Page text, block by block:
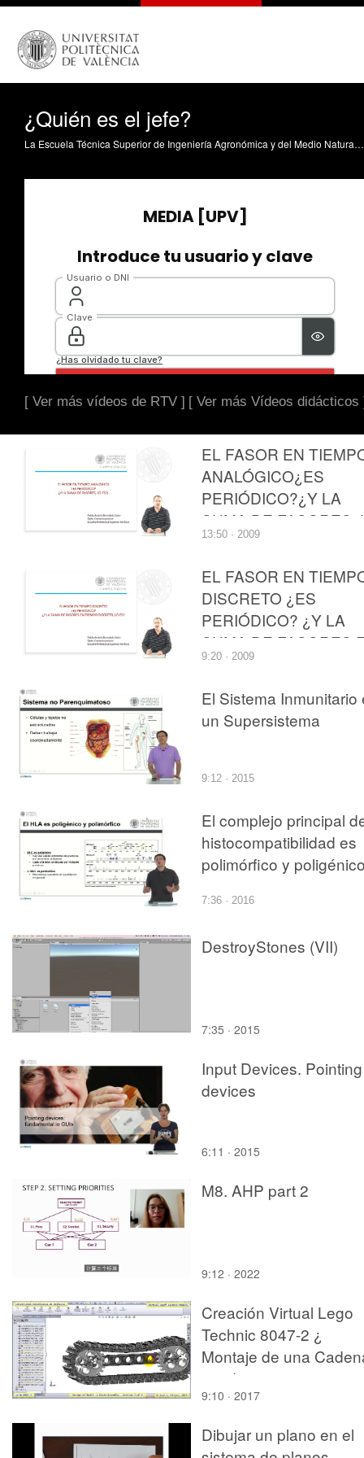
¿Quién es el jefe?
La Escuela Técnica Superior de Ingeniería Agronómica y del Medio Natural de la Universitat Politècnica de València (ETSIAMN-UPV) acogió la charla-coloquio "La experiencia cooperativa de ¿Quién es el jefe? La marca de los consumidores". Promovida por la Red Española Interuniversitaria de Institutos y Centros de Investigación y Economía Social (ENUIES) del Centro Internacional de Investigación e Información sobre la Economía Pública, Social y Cooperativa (CIRIEC-España), la charla se enmarcó dentro de la Semana Universitaria de la Economía Social 2020. La charla contó con la participación de AnnaIck Locqueneux García, responsable en España de la iniciativa ¿Quién es el jefe? La marca de los consumidores. En esta entrevista, hablamos sobre el proyecto, su importancia para un nuevo modelo de consumo y de cadena agroalimentaria, su impacto en los pequeños productores...
[ Ver más vídeos de RTV ] [ Ver más Vídeos didácticos
EL FASOR EN
ANALÓGICO¿ES
PERIÓDICO?¿Y LA
SUMA DE FASORES,
ES?
13:50 · 2009
EL FASOR EN
DISCRETO ¿ES
PERIÓDICO? ¿Y LA
SUMA DE FASORES
TIEMPO DISCRETO,
9:20 · 2009
El Sistema Inmunitario
un Supersistema
9:12 · 2015
El complejo principal
histocompatibilidad es
polimórfico y
7:36 · 2016
DestroyStones (VII)
7:35 · 2015
Input Devices. Pointing
devices
6:11 · 2015
M8. AHP part 2
9:12 · 2022
Creación Virtual Lego
Technic 8047-2 ¿
Montaje de una
¿ 7 de 7
9:10 · 2017
Dibujar un plano en el